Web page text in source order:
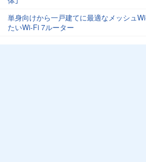
単身向けから一戸建てに最適なメッシュ
たいWi-Fi 7ルーター